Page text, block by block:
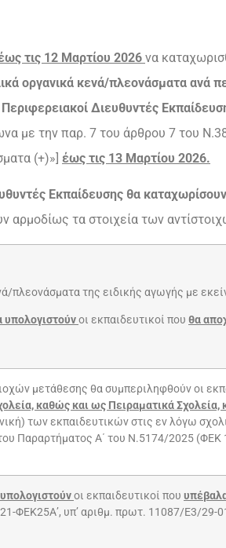
τις 12 Μαρτίου 2026 να
οργανικά κενά/πλεονάσματα ανά
Περιφερειακοί Διευθυντές
με την παρ. 7 του άρθρου 7 του
(+)»] έως τις 13 Μαρτίου 2026.
Εκπαίδευσης θα
αρμοδίως τα στοιχεία των
πλεονάσματα της ειδικής αγωγής με
υπολογιστούνοι εκπαιδευτικοί που θα
μετάθεσης θα συμπεριληφθούν οι
καθώς και ως Πειραματικά Σχολεία,
των εκπαιδευτικών στις εν λόγω
Παραρτήματος Α΄ του Ν.5174/2025
οι εκπαιδευτικοί που
ΦΕΚ25Α’, υπ’ αριθμ. πρωτ. 11087/Ε3/